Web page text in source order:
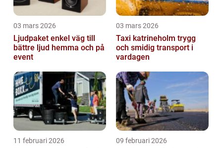
03 mars 2026
Ljudpaket enkel väg till
bättre ljud hemma och på
event
03 mars 2026
Taxi katrineholm trygg
och smidig transport i
vardagen
11 februari 2026 09 februari 2026